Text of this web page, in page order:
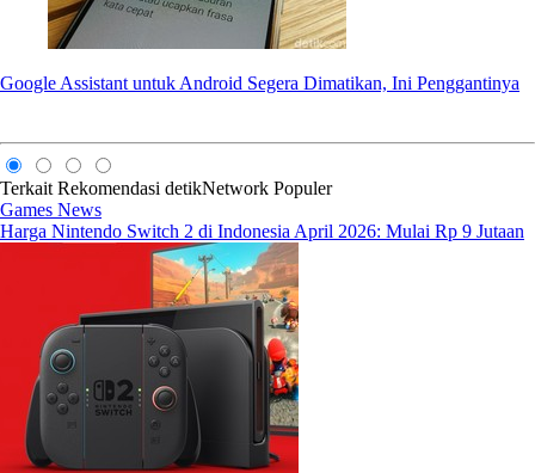
Google Assistant untuk Android Segera Dimatikan, Ini Penggantinya
Terkait Rekomendasi detikNetwork Populer
Games News
Harga Nintendo Switch 2 di Indonesia April 2026: Mulai Rp 9 Jutaan